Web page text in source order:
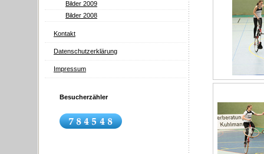
Bilder 2009
Bilder 2008
Kontakt
Datenschutzerklärung
Impressum
Besucherzähler